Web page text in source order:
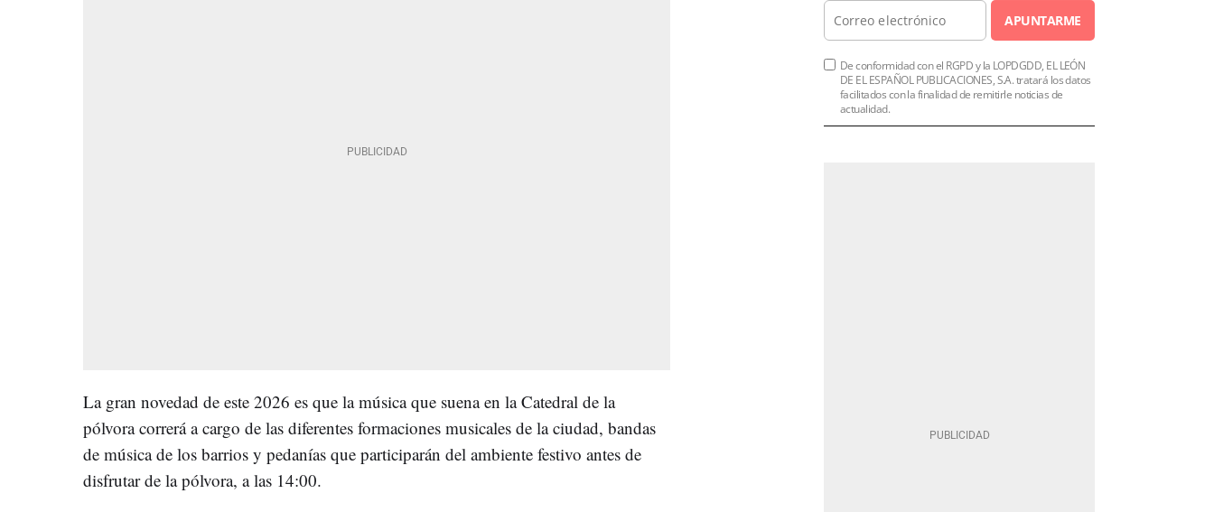
La gran novedad de este 2026 es que la música que suena en la Catedral de la
pólvora correrá a cargo de las diferentes formaciones musicales de la ciudad, bandas
de música de los barrios y pedanías que participarán del ambiente festivo antes de
disfrutar de la pólvora, a las 14:00.
APUNTARME
De conformidad con el RGPD y la LOPDGDD, EL LEÓN
DE EL ESPAÑOL PUBLICACIONES, S.A. tratará los datos
facilitados con la finalidad de remitirle noticias de
actualidad.